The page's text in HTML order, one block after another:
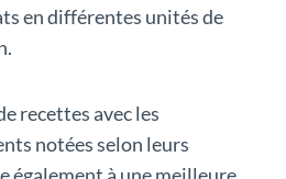
en différentes unités de
recettes avec les
notées selon leurs